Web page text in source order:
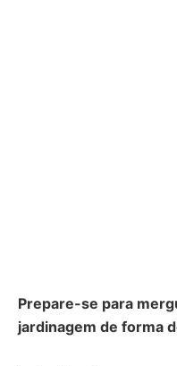
Prepare-se para
jardinagem de forma